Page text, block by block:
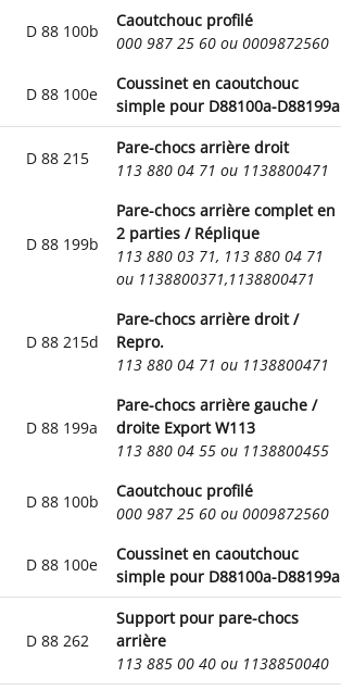
D 88 100b
Caoutchouc profilé
000 987 25 60 ou 0009872560
D 88 100e
Coussinet en caoutchouc
simple pour D88100a-D88199a
D 88 215
Pare-chocs arrière droit
113 880 04 71 ou 1138800471
D 88 199b
Pare-chocs arrière complet en
2 parties / Réplique
113 880 03 71, 113 880 04 71
ou 1138800371,1138800471
D 88 215d
Pare-chocs arrière droit /
Repro.
113 880 04 71 ou 1138800471
D 88 199a
Pare-chocs arrière gauche /
droite Export W113
113 880 04 55 ou 1138800455
D 88 100b
Caoutchouc profilé
000 987 25 60 ou 0009872560
D 88 100e
Coussinet en caoutchouc
simple pour D88100a-D88199a
D 88 262
Support pour pare-chocs
arrière
113 885 00 40 ou 1138850040